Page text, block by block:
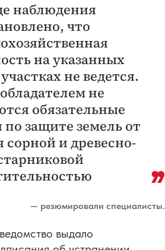
наблюдения
что
на указанных
не ведется.
не
обязательные
по защите земель от
сорной и древесно-
— резюмировали специалисты.
выдало